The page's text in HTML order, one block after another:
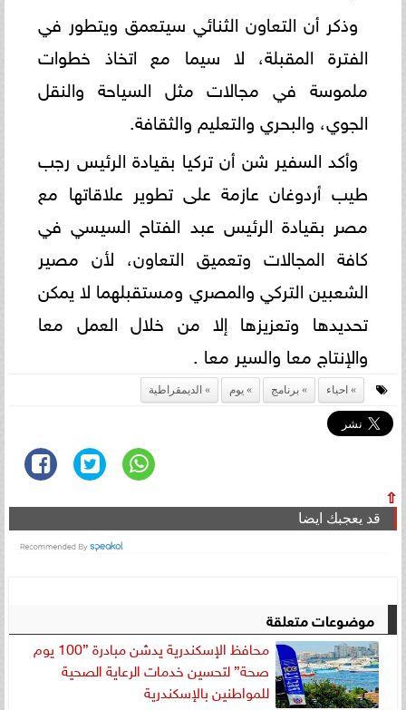
وذكر أن التعاون الثنائي سيتعمق ويتطور في
الفترة المقبلة، لا سيما مع اتخاذ خطوات
ملموسة في مجالات مثل السياحة والنقل
الجوي، والبحري والتعليم والثقافة.
وأكد السفير شن أن تركيا بقيادة الرئيس رجب
طيب أردوغان عازمة على تطوير علاقاتها مع
مصر بقيادة الرئيس عبد الفتاح السيسي في
كافة المجالات وتعميق التعاون، لأن مصير
الشعبين التركي والمصري ومستقبلهما لا يمكن
تحديدها وتعزيزها إلا من خلال العمل معا
والإنتاج معا والسير معا .
احياء برنامج يوم الديمقراطية
⇧
قد يعجبك ايضا
موضوعات متعلقة
محافظ الإسكندرية يدشن مبادرة ”100 يوم
صحة” لتحسين خدمات الرعاية الصحية
للمواطنين بالإسكندرية